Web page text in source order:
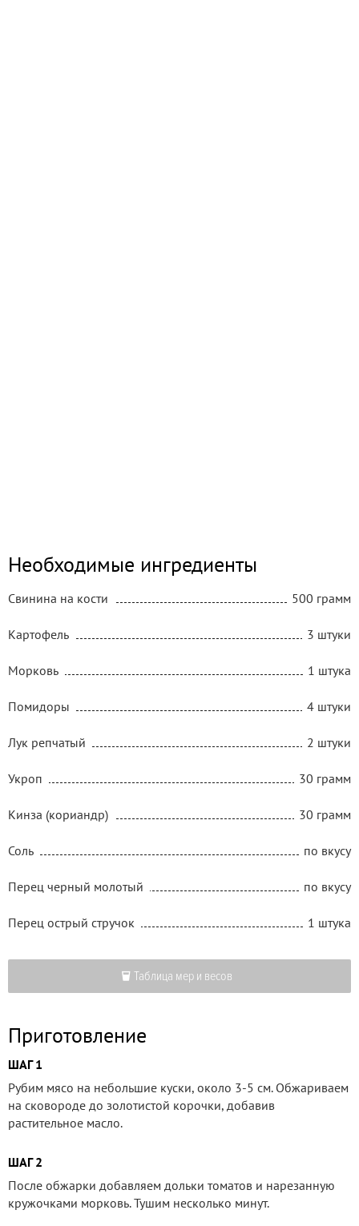
Необходимые ингредиенты
Свинина на кости 500 грамм
Картофель 3 штуки
Морковь 1 штука
Помидоры 4 штуки
Лук репчатый 2 штуки
Укроп 30 грамм
Кинза (кориандр) 30 грамм
Соль по вкусу
Перец черный молотый по вкусу
Перец острый стручок 1 штука
Таблица мер и весов
Приготовление
ШАГ 1
Рубим мясо на небольшие куски, около 3-5 см. Обжариваем
на сковороде до золотистой корочки, добавив
растительное масло.
ШАГ 2
После обжарки добавляем дольки томатов и нарезанную
кружочками морковь. Тушим несколько минут.